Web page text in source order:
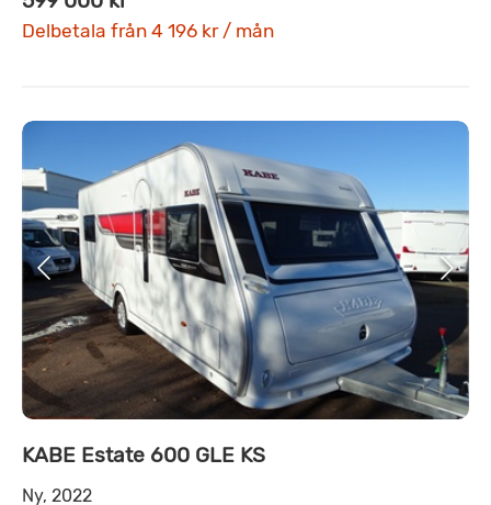
Delbetala från 4 196 kr / mån
KABE Estate 600 GLE KS
Ny, 2022